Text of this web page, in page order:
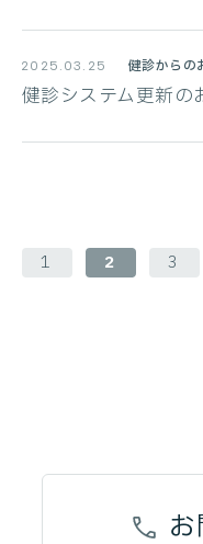
2025.03.25 健診からの
健診システム更新の
1 2 3